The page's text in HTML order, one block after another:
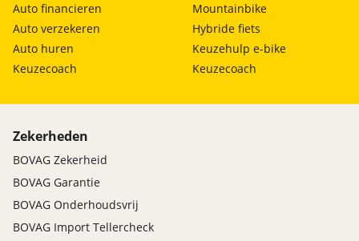
Auto financieren
Auto verzekeren
Auto huren
Keuzecoach
Mountainbike
Hybride fiets
Keuzehulp e-bike
Keuzecoach
Zekerheden
BOVAG Zekerheid
BOVAG Garantie
BOVAG Onderhoudsvrij
BOVAG Import Tellercheck